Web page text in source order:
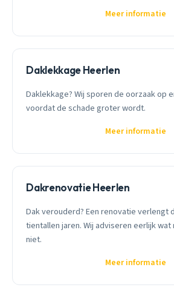
Meer informatie
Daklekkage Heerlen
Daklekkage? Wij sporen de oorzaak op
voordat de schade groter wordt.
Meer informatie
Dakrenovatie Heerlen
Dak verouderd? Een renovatie verlengt
tientallen jaren. Wij adviseren eerlijk
niet.
Meer informatie